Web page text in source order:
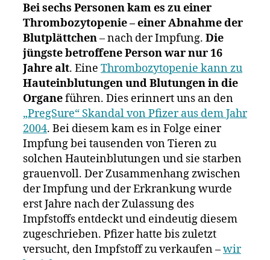
Bei sechs Personen kam es zu einer
Thrombozytopenie – einer Abnahme der
Blutplättchen– nach der Impfung. Die
jüngste betroffene Person war nur 16
Jahre alt. Eine Thrombozytopenie kann zu
HauteinblutungenundBlutungen in die
Organeführen. Dies erinnert uns an den
„PregSure“ Skandal von Pfizer aus dem Jahr
2004. Bei diesem kam es in Folge einer
Impfung bei tausenden von Tieren zu
solchen Hauteinblutungen und sie starben
grauenvoll. Der Zusammenhang zwischen
der Impfung und der Erkrankung wurde
erst Jahre nach der Zulassung des
Impfstoffs entdeckt und eindeutig diesem
zugeschrieben. Pfizer hatte bis zuletzt
versucht, den Impfstoff zu verkaufen –wir